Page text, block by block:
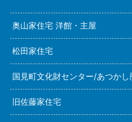
奥山家住宅 洋館・主屋
松田家住宅
国見町文化財センター/あつかし
旧佐藤家住宅